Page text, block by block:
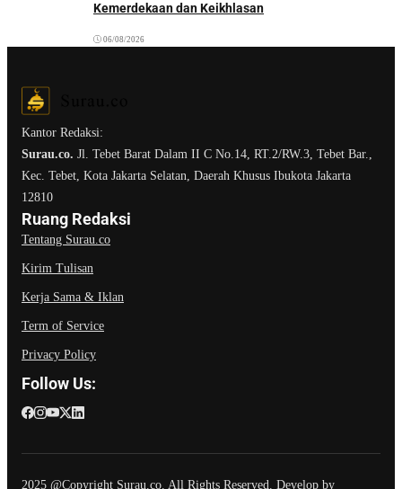
Kemerdekaan dan Keikhlasan
06/08/2026
Kantor Redaksi:
Surau.co. Jl. Tebet Barat Dalam II C No.14, RT.2/RW.3, Tebet Bar.,
Kec. Tebet, Kota Jakarta Selatan, Daerah Khusus Ibukota Jakarta
12810
Ruang Redaksi
Tentang Surau.co
Kirim Tulisan
Kerja Sama & Iklan
Term of Service
Privacy Policy
Follow Us:
2025 @Copyright Surau.co. All Rights Reserved. Develop by